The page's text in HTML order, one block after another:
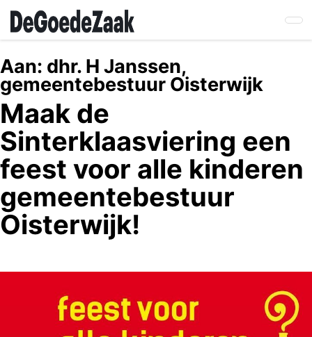
Skip
main
content
Aan: dhr. H Janssen,
gemeentebestuur Oisterwijk
Maak de
Sinterklaasviering een
feest voor alle kinderen
gemeentebestuur
Oisterwijk!